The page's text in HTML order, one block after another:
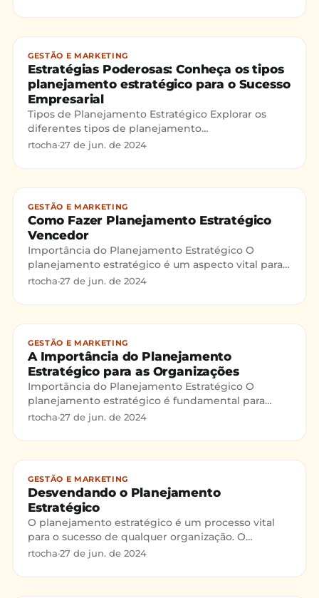
GESTÃO E MARKETING
Estratégias Poderosas: Conheça os tipos
planejamento estratégico para o Sucesso
Empresarial
Tipos de Planejamento Estratégico Explorar os
diferentes tipos de planejamento
estratégico(https://certificacaoiso.com.br/tipos-
rtocha·27 de jun. de 2024
GESTÃO E MARKETING
Como Fazer Planejamento Estratégico
Vencedor
Importância do Planejamento Estratégico O
planejamento estratégico é um aspecto vital para
o sucesso de qualquer negócio. Ele atua como um
rtocha·27 de jun. de 2024
GESTÃO E MARKETING
A Importância do Planejamento
Estratégico para as Organizações
Importância do Planejamento Estratégico O
planejamento estratégico é fundamental para
organizações de todos os portes e tipos,
rtocha·27 de jun. de 2024
GESTÃO E MARKETING
Desvendando o Planejamento
Estratégico
O planejamento estratégico é um processo vital
para o sucesso de qualquer organização. O
processo de planejamento estratégico envolve
rtocha·27 de jun. de 2024